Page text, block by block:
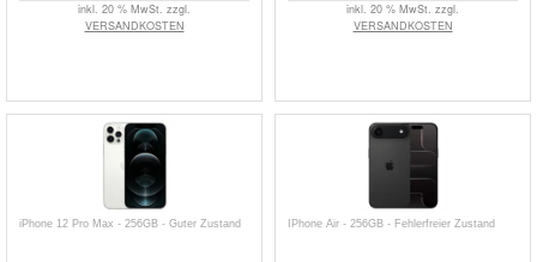
inkl. 20 % MwSt. zzgl.
VERSANDKOSTEN
inkl. 20 % MwSt. zzgl.
VERSANDKOSTEN
iPhone 12 Pro Max - 256GB - Guter Zustand IPhone Air - 256GB - Fehlerfreier Zustand